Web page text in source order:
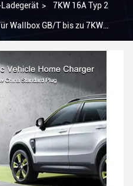
> 7KW 16A Typ 2
Wallbox GB/T bis zu 7KW